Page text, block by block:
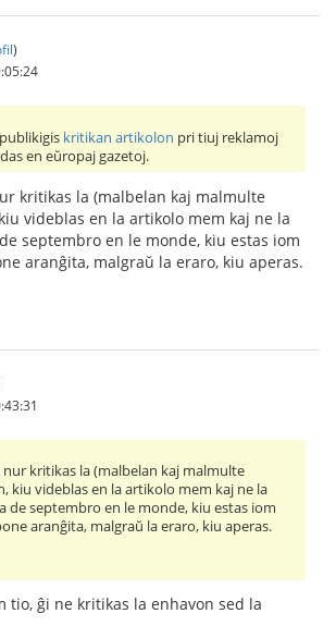
)
kritikan artikolon pri tiuj reklamoj
en eŭropaj gazetoj.
kritikas la (malbelan kaj malmulte
videblas en la artikolo mem kaj ne la
septembro en le monde, kiu estas iom
aranĝita, malgraŭ la eraro, kiu aperas.
kritikas la (malbelan kaj malmulte
kiu videblas en la artikolo mem kaj ne la
de septembro en le monde, kiu estas iom
aranĝita, malgraŭ la eraro, kiu aperas.
tio, ĝi ne kritikas la enhavon sed la